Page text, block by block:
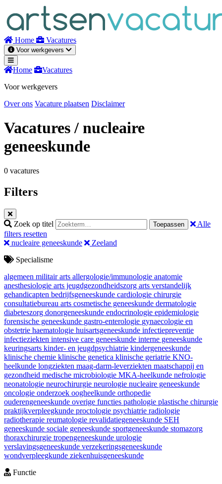
inhoud
Home Vacatures
Voor werkgevers
Home
Vacatures
Voor werkgevers
Over ons Vacature plaatsen Disclaimer
Vacatures/ nucleaire
geneeskunde
0 vacatures
Filters
Zoek op titel Toepassen
Alle
filters resetten
nucleaire geneeskunde
Zeeland
Specialisme
algemeen militair arts allergologie/immunologie anatomie
anesthesiologie arts jeugdgezondheidszorg arts verstandelijk
gehandicapten bedrijfsgeneeskunde cardiologie chirurgie
consultatiebureau arts cosmetische geneeskunde dermatologie
diabeteszorg donorgeneeskunde endocrinologie epidemiologie
forensische geneeskunde gastro-enterologie gynaecologie en
obstetrie haematologie huisartsgeneeskunde infectiepreventie
infectieziekten intensive care geneeskunde interne geneeskunde
keuringsarts kinder- en jeugdpsychiatrie kindergeneeskunde
klinische chemie klinische genetica klinische geriatrie KNO-
heelkunde longziekten maag-darm-leverziekten maatschappij en
gezondheid medische microbiologie MKA-heelkunde nefrologie
neonatologie neurochirurgie neurologie nucleaire geneeskunde
oncologie onderzoek oogheelkunde orthopedie
ouderengeneeskunde overige functies pathologie plastische chirurgie
praktijkverpleegkunde proctologie psychiatrie radiologie
radiotherapie reumatologie revalidatiegeneeskunde SEH
geneeskunde sociale geneeskunde sportgeneeskunde stomazorg
thoraxchirurgie tropengeneeskunde urologie
verslavingsgeneeskunde verzekeringsgeneeskunde
wondverpleegkunde ziekenhuisgeneeskunde
Functie